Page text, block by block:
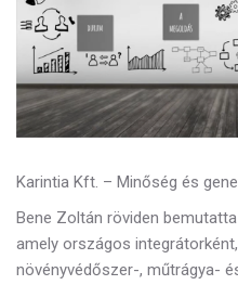
Karintia Kft. – Minőség és
Bene Zoltán röviden
amely országos
növényvédőszer-, műtrágya-